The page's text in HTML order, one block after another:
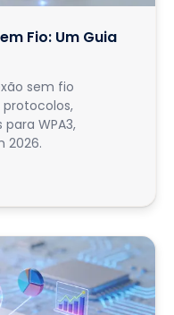
Fio: Um Guia
sem fio
protocolos,
WPA3,
2026.